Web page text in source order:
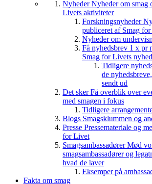
NyhederNyheder om smag
Livets aktiviteter
Forskningsnyheder
publiceret af Smag
Nyheder om
Få nyhedsbrev 1 x pr
Smag for Livets
Tidligere
de
sendt ud
Det skerFå overblik over
med smagen i fokus
Tidligere
Blogs Smagsklummen og
Presse Pressemateriale og
for Livet
SmagsambassadørerMød
smagsambassadører og
hvad de laver
Eksemper på
Fakta om smag